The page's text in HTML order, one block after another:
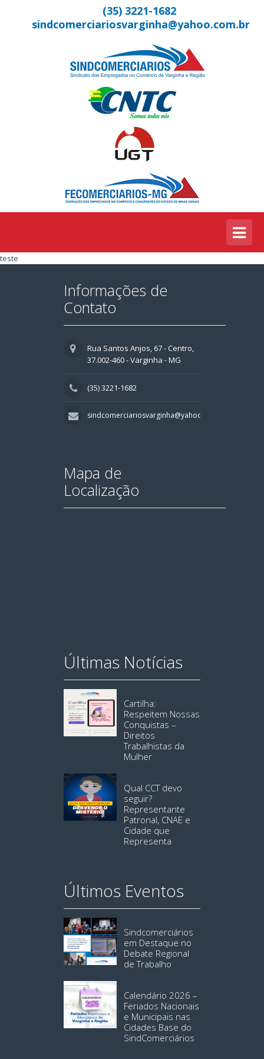
(35) 3221-1682
sindcomerciariosvarginha@yahoo.com.br
teste
Informações de
Contato
Rua Santos Anjos, 67 - Centro,
37.002-460 - Varginha - MG
(35) 3221-1682
sindcomerciariosvarginha@yahoo.com.br
Mapa de
Localização
Últimas Notícias
Cartilha:
Respeitem Nossas
Conquistas –
Direitos
Trabalhistas da
Mulher
Qual CCT devo
seguir?
Representante
Patronal, CNAE e
Cidade que
Representa
Últimos Eventos
Sindcomerciários
em Destaque no
Debate Regional
de Trabalho
Calendário 2026 –
Feriados Nacionais
e Municipais nas
Cidades Base do
SindComerciários